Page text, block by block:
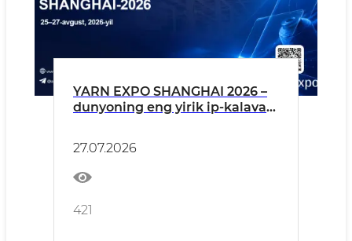
YARN EXPO SHANGHAI 2026 –
dunyoning eng yirik ip-kalava
27.07.2026
421